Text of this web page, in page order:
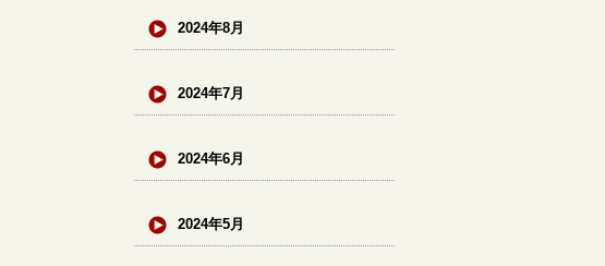
2024年8月
2024年7月
2024年6月
2024年5月